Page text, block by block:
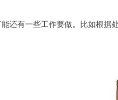
还有一些工作要做。比如根据